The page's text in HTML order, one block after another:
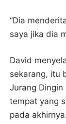
“Dia
saya jika dia
David
sekarang, itu
Jurang
tempat yang
pada